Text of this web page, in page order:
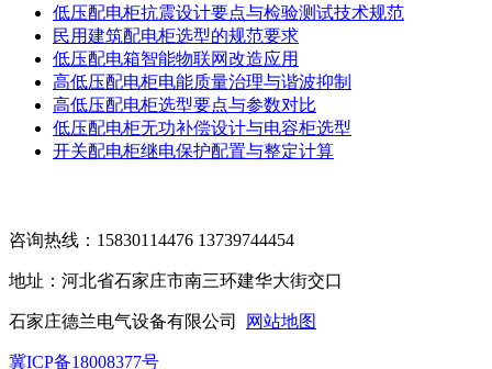
低压配电柜抗震设计要点与检验测试技术规范
民用建筑配电柜选型的规范要求
低压配电箱智能物联网改造应用
高低压配电柜电能质量治理与谐波抑制
高低压配电柜选型要点与参数对比
低压配电柜无功补偿设计与电容柜选型
开关配电柜继电保护配置与整定计算
咨询热线：15830114476 13739744454
地址：河北省石家庄市南三环建华大街交口
石家庄德兰电气设备有限公司 网站地图
冀ICP备18008377号